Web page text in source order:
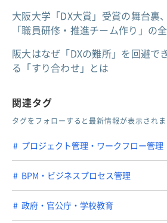
大阪大学「DX大賞」受賞の舞台裏
「職員研修・推進チーム作り」の
阪大はなぜ「DXの難所」を回避で
る「すり合わせ」とは
関連タグ
タグをフォローすると最新情報が表示され
プロジェクト管理・ワークフロー管理
BPM・ビジネスプロセス管理
政府・官公庁・学校教育